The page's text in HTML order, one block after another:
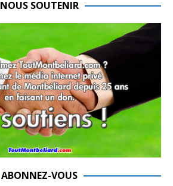
NOUS SOUTENIR
ABONNEZ-VOUS